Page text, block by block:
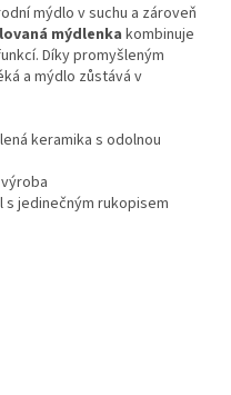
mýdlo v suchu a zároveň
mýdlenkakombinuje
Díky promyšleným
a mýdlo zůstává v
keramika s odolnou
s jedinečným rukopisem